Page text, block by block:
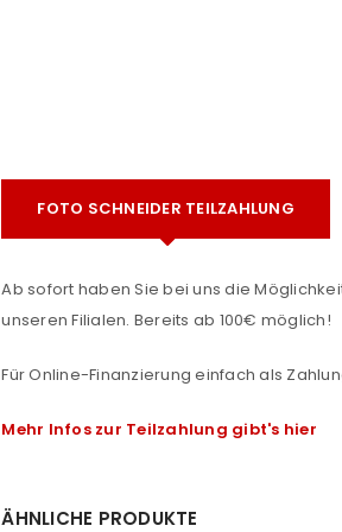
ANMELDEN
FOTO SCHNEIDER TEILZAHLUNG
Ab sofort haben Sie bei uns die
unseren Filialen. Bereits ab 100€ möglich!
Für Online-Finanzierung einfach als
Mehr Infos zur Teilzahlung gibt's hier
ÄHNLICHE PRODUKTE